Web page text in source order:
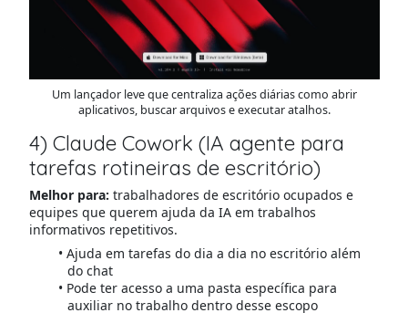
Um lançador leve que centraliza ações diárias como abrir
aplicativos, buscar arquivos e executar atalhos.
4) Claude Cowork (IA agente para
tarefas rotineiras de escritório)
Melhor para: trabalhadores de escritório ocupados e
equipes que querem ajuda da IA em trabalhos
informativos repetitivos.
Ajuda em tarefas do dia a dia no escritório além
do chat
Pode ter acesso a uma pasta específica para
auxiliar no trabalho dentro desse escopo